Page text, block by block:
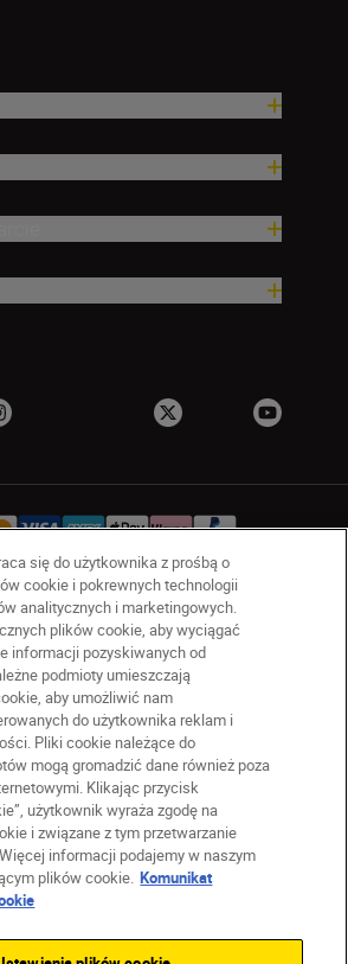
prywatności
z Nikon Store
plików cookie
Dostępność
cookie
się do użytkownika z prośbą o
cookie i pokrewnych technologii
analitycznych i marketingowych.
plików cookie, aby wyciągać
informacji pozyskiwanych od
podmioty umieszczają
aby umożliwić nam
do użytkownika reklam i
Pliki cookie należące do
mogą gromadzić dane również poza
Klikając przycisk
użytkownik wyraża zgodę na
i związane z tym przetwarzanie
informacji podajemy w naszym
plików cookie. Komunikat